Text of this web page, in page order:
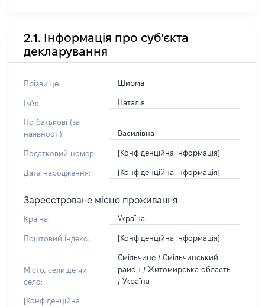
2.1. Інформація про суб'єкта
декларування
Прізвище: Ширма
Ім'я: Наталія
По батькові (за
наявності):
Василівна
Податковий номер: [Конфіденційна інформація]
Дата народження: [Конфіденційна інформація]
Зареєстроване місце проживання
Країна: Україна
Поштовий індекс: [Конфіденційна інформація]
Місто, селище чи
село:
Ємільчине / Ємільчинський
район / Житомирська область
/ Україна
[Конфіденційна